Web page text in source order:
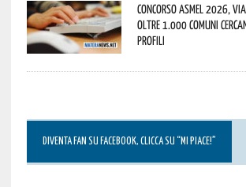
Concorso Asmel 2026,
oltre 1.000 Comuni
profili
DIVENTA FAN SU FACEBOOK, CLICCA SU “MI PIACE!”